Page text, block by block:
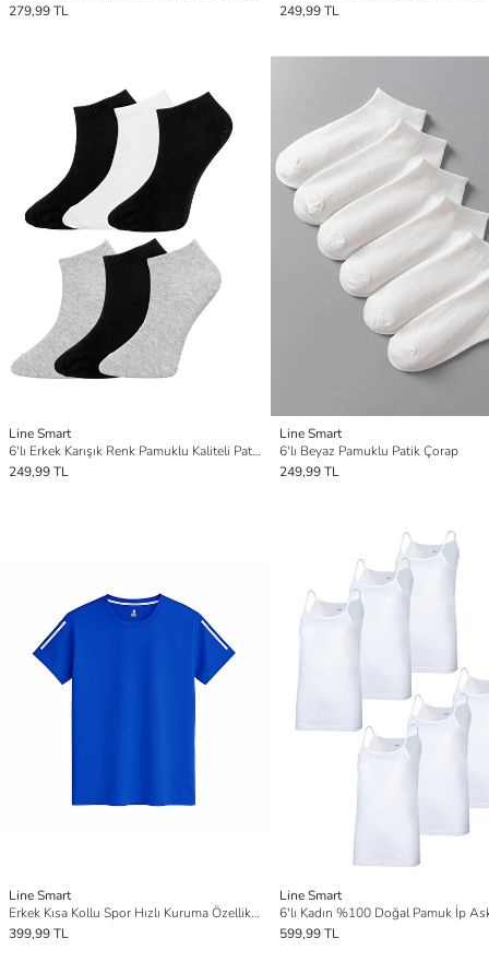
279,99 TL
249,99 TL
Line Smart
6'lı Erkek Karışık Renk Pamuklu Kaliteli Patik Çorap
249,99 TL
Line Smart
6'lı Beyaz Pamuklu Patik Çorap
249,99 TL
Line Smart
Erkek Kısa Kollu Spor Hızlı Kuruma Özellikli Tişört
399,99 TL
Line Smart
599,99 TL